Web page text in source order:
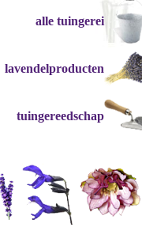
alle tuingerei
lavendelproducten
tuingereedschap